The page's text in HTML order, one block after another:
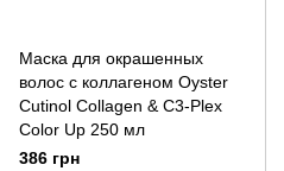
Маска для окрашенных
волос с коллагеном Oyster
Cutinol Collagen & C3-Plex
Color Up 250 мл
386 грн